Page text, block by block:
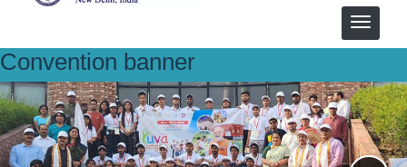
Convention banner
hindi-convention